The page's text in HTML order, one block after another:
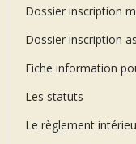
Dossier inscription
Dossier inscription
Fiche information
Les statuts
Le règlement